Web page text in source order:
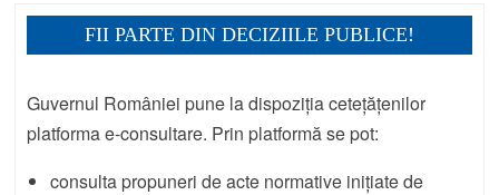
FII PARTE DIN DECIZIILE PUBLICE!
Guvernul României pune la dispoziția cetețățenilor
platforma e-consultare. Prin platformă se pot:
consulta propuneri de acte normative inițiate de